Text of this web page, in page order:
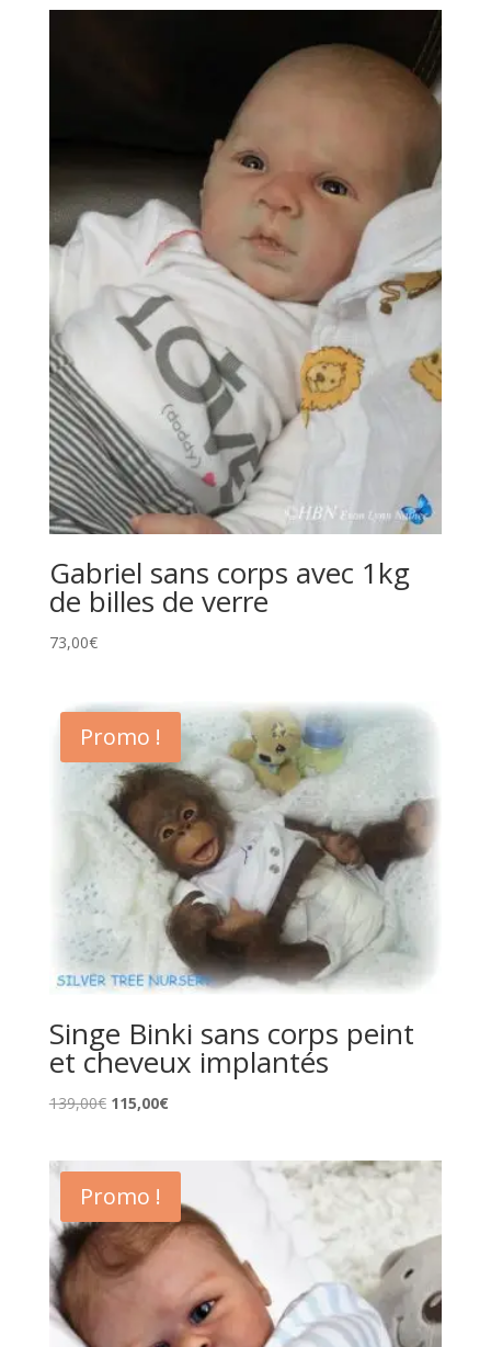
Gabriel sans corps avec 1kg
de billes de verre
73,00€
Promo !
Singe Binki sans corps peint
et cheveux implantés
139,00€ Le
était :
139,00€.
115,00€Le
est :
115,00€.
Promo !